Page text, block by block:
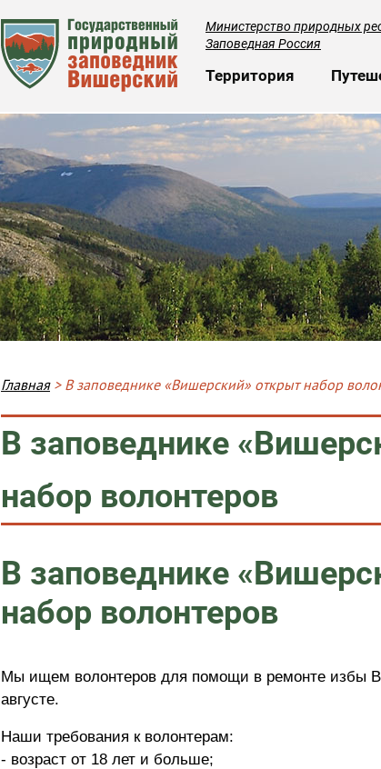
Министерство природных
Заповедная Россия
Основная
Территория
Breadcrumb
Главная В заповеднике «Вишерский» открыт набор
В заповеднике
набор волонтеров
В заповеднике
набор волонтеров
Мы ищем волонтеров для помощи в ремонте избы
августе.
Наши требования к волонтерам:
- возраст от 18 лет и больше;